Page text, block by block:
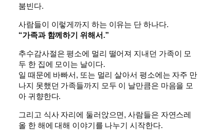
붐빈다.
사람들이 이렇게까지 하는 이유는 단 하나다.
“가족과 함께하기 위해서.”
추수감사절은 평소에 멀리 떨어져 지내던 가족이 모
두 한 집에 모이는 날이다.
일 때문에 바빠서, 또는 멀리 살아서 평소에는 자주 만
나지 못했던 가족들까지 모두 이 날만큼은 마음을 모
아 귀향한다.
그리고 식사 자리에 둘러앉으면, 사람들은 자연스레
올 한 해에 대해 이야기를 나누기 시작한다.